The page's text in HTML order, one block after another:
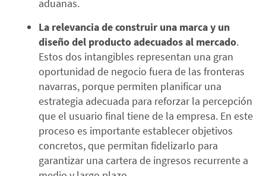
aduanas.
La relevancia de construir una marca y un
diseño del producto adecuados al mercado.
Estos dos intangibles representan una gran
oportunidad de negocio fuera de las fronteras
navarras, porque permiten planificar una
estrategia adecuada para reforzar la percepción
que el usuario final tiene de la empresa. En este
proceso es importante establecer objetivos
concretos, que permitan fidelizarlo para
garantizar una cartera de ingresos recurrente a